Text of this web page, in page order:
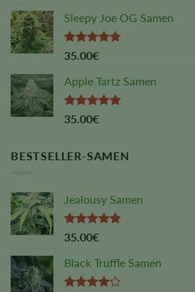
of 5
Sleepy Joe OG Samen
Rated4.75
35.00€
Apple Tartz Samen
Rated5.00
35.00€
BESTSELLER-SAMEN
Jealousy Samen
Rated4.88
35.00€
Black Truffle Samen